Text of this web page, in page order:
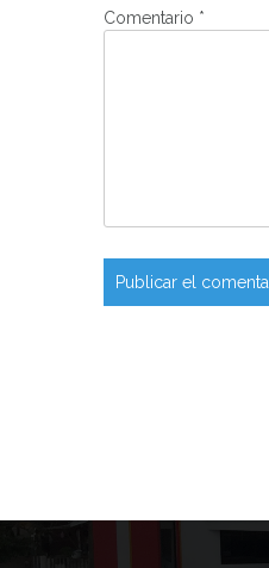
Comentario *